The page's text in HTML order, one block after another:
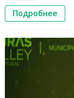
Подробнее